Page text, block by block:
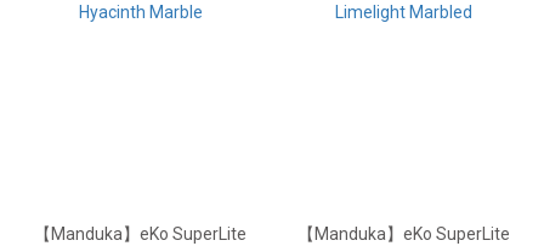
【Manduka】eKo SuperLite
【Manduka】eKo SuperLite